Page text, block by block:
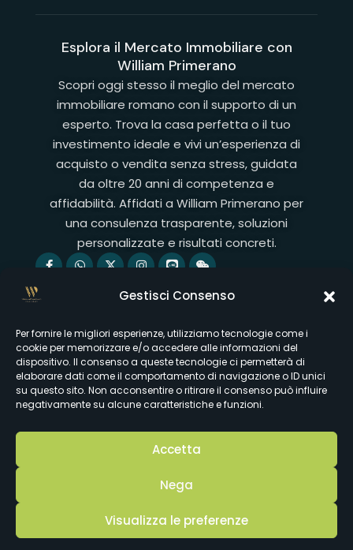
Gestisci Consenso
Per fornire le migliori esperienze, utilizziamo tecnologie come i
cookie per memorizzare e/o accedere alle informazioni del
dispositivo. Il consenso a queste tecnologie ci permetterà di
elaborare dati come il comportamento di navigazione o ID unici
su questo sito. Non acconsentire o ritirare il consenso può influire
negativamente su alcune caratteristiche e funzioni.
Accetta
Nega
Visualizza le preferenze
Esplora il Mercato Immobiliare con
William Primerano
Scopri oggi stesso il meglio del mercato
immobiliare romano con il supporto di un
esperto. Trova la casa perfetta o il tuo
investimento ideale e vivi un’esperienza di
acquisto o vendita senza stress, guidata
da oltre 20 anni di competenza e
affidabilità. Affidati a William Primerano per
una consulenza trasparente, soluzioni
personalizzate e risultati concreti.
Servizi
Analisi di mercato
Assistenza all'acquisto
Servizi di vendita
Blog